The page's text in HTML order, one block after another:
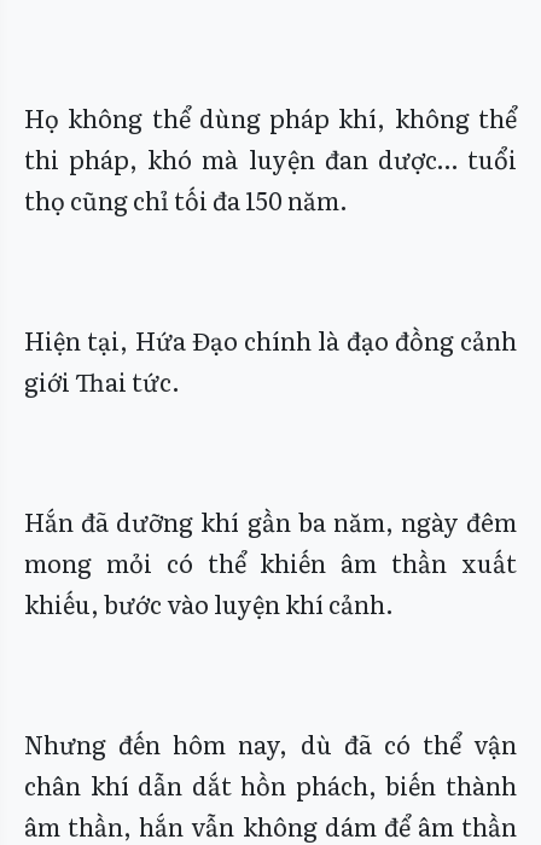
Họ không thể dùng pháp khí, không thể
thi pháp, khó mà luyện đan dược… tuổi
thọ cũng chỉ tối đa 150 năm.
Hiện tại, Hứa Đạo chính là đạo đồng cảnh
giới Thai tức.
Hắn đã dưỡng khí gần ba năm, ngày đêm
mong mỏi có thể khiến âm thần xuất
khiếu, bước vào luyện khí cảnh.
Nhưng đến hôm nay, dù đã có thể vận
chân khí dẫn dắt hồn phách, biến thành
âm thần, hắn vẫn không dám để âm thần